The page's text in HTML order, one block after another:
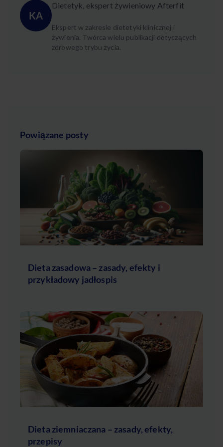
KA
Dietetyk, ekspert żywieniowy Afterfit
Ekspert w zakresie dietetyki klinicznej i
żywienia. Twórca wielu publikacji dotyczących
zdrowego trybu życia.
Powiązane posty
Dieta zasadowa – zasady, efekty i
przykładowy jadłospis
Dieta ziemniaczana – zasady, efekty,
przepisy